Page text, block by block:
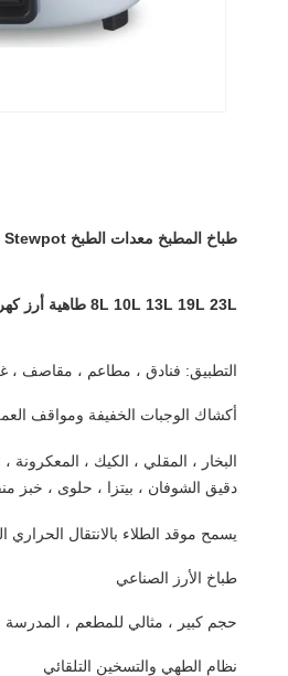
طباخ المطبخ معدات الطبخ Stewpot طباخ متعدد طلاء غير لاصق
8L 10L 13L 19L 23L طاهية أرز كهربائية لمطعم أرز الفندق
التطبيق: فنادق ، مطاعم ، مقاصف ،
أكشاك الوجبات الخفيفة ومواقف
البخار ، المقلي ، الكيك ، المعكرونة
دقيق الشوفان ، بيتزا ، حلوى ، خبز
يسمح موقد الطلاء بالانتقال الحراري
طباخ الأرز الصناعي
حجم كبير ، مثالي للمطعم ، المدرسة ،
نظام الطهي والتسخين التلقائي